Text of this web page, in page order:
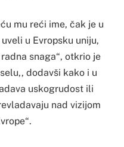
mu reći ime, čak je u
u Evropsku uniju,
snaga“, otkrio je
dodavši kako i u
uskogrudost ili
nad vizijom